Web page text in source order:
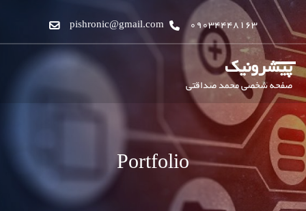
09034448163
pishronic@gmail.com
پیشرونیک
صفحه شخصی محمد صداقتی
Portfolio